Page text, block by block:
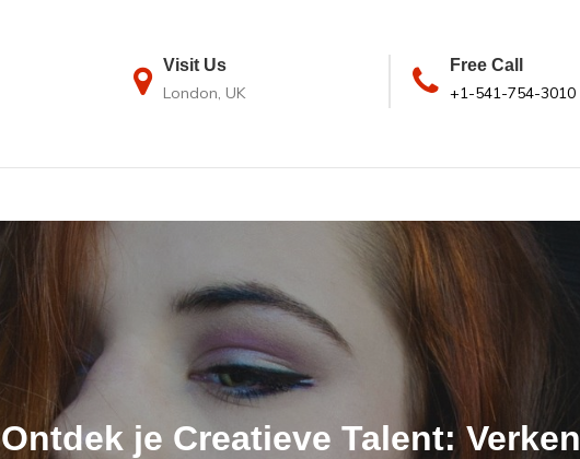
Visit Us
London, UK
Free Call
+1-541-754-3010
Ontdek je Creatieve Talent: Verken